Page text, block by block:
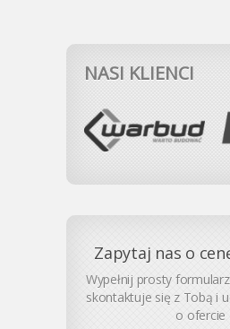
NASI KLIENCI
Zapytaj nas o
Wypełnij prosty
skontaktuje się z Tobą i
o ofercie